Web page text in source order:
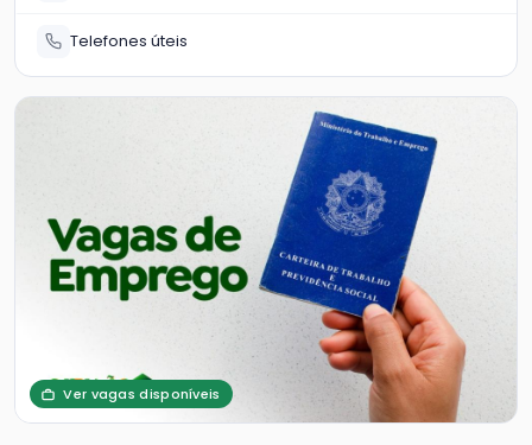
Telefones úteis
Ver vagas disponíveis